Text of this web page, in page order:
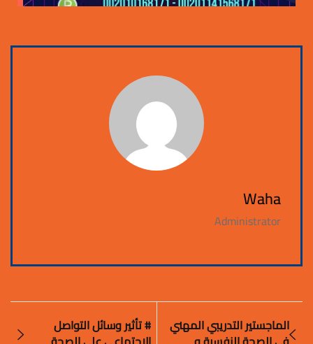
Waha
Administrator
# تأثير وسائل التواصل الماجستير التدريبي المهني